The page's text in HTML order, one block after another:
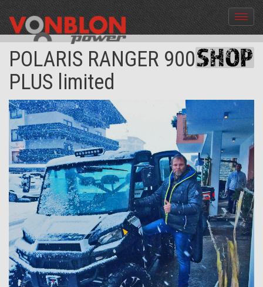
Menü
aus-
und
POLARIS RANGER 900 XP
PLUS limited